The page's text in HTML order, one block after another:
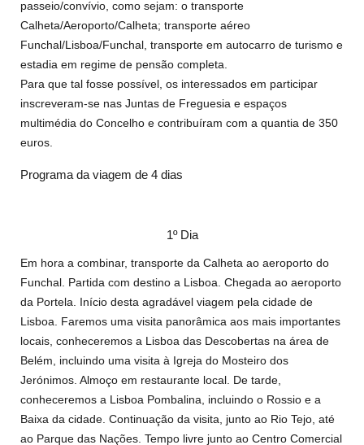
passeio/convívio, como sejam: o transporte
Calheta/Aeroporto/Calheta; transporte aéreo
Funchal/Lisboa/Funchal, transporte em autocarro de turismo e
estadia em regime de pensão completa.
Para que tal fosse possível, os interessados em participar
inscreveram-se nas Juntas de Freguesia e espaços
multimédia do Concelho e contribuíram com a quantia de 350
euros.
Programa da viagem de 4 dias
1º Dia
Em hora a combinar, transporte da Calheta ao aeroporto do
Funchal. Partida com destino a Lisboa. Chegada ao aeroporto
da Portela. Início desta agradável viagem pela cidade de
Lisboa. Faremos uma visita panorâmica aos mais importantes
locais, conheceremos a Lisboa das Descobertas na área de
Belém, incluindo uma visita à Igreja do Mosteiro dos
Jerónimos. Almoço em restaurante local. De tarde,
conheceremos a Lisboa Pombalina, incluindo o Rossio e a
Baixa da cidade. Continuação da visita, junto ao Rio Tejo, até
ao Parque das Nações. Tempo livre junto ao Centro Comercial